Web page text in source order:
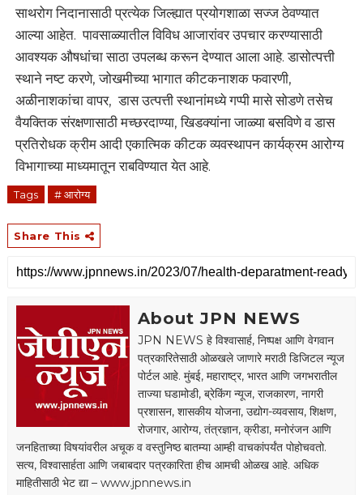
साथरोग निदानासाठी प्रत्येक जिल्ह्यात प्रयोगशाळा सज्ज ठेवण्यात
आल्या आहेत. पावसाळ्यातील विविध आजारांवर उपचार करण्यासाठी
आवश्यक औषधांचा साठा उपलब्ध करून देण्यात आला आहे. डासोत्पत्ती
स्थाने नष्ट करणे, जोखमीच्या भागात कीटकनाशक फवारणी,
अळीनाशकांचा वापर, डास उत्पत्ती स्थानांमध्ये गप्पी मासे सोडणे तसेच
वैयक्तिक संरक्षणासाठी मच्छरदाण्या, खिडक्यांना जाळ्या बसविणे व डास
प्रतिरोधक क्रीम आदी एकात्मिक कीटक व्यवस्थापन कार्यक्रम आरोग्य
विभागाच्या माध्यमातून राबविण्यात येत आहे.
Tags # आरोग्य
Share This
About JPN NEWS
JPN NEWS हे विश्वासार्ह, निष्पक्ष आणि वेगवान
पत्रकारितेसाठी ओळखले जाणारे मराठी डिजिटल न्यूज
पोर्टल आहे. मुंबई, महाराष्ट्र, भारत आणि जगभरातील
ताज्या घडामोडी, ब्रेकिंग न्यूज, राजकारण, नागरी
प्रशासन, शासकीय योजना, उद्योग-व्यवसाय, शिक्षण,
रोजगार, आरोग्य, तंत्रज्ञान, क्रीडा, मनोरंजन आणि
जनहिताच्या विषयांवरील अचूक व वस्तुनिष्ठ बातम्या आम्ही वाचकांपर्यंत पोहोचवतो.
सत्य, विश्वासार्हता आणि जबाबदार पत्रकारिता हीच आमची ओळख आहे. अधिक
माहितीसाठी भेट द्या – www.jpnnews.in